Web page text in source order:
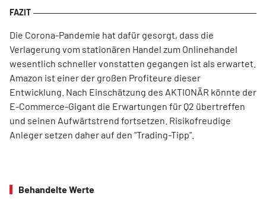
Die Corona-Pandemie hat dafür gesorgt, dass die
Verlagerung vom stationären Handel zum Onlinehandel
wesentlich schneller vonstatten gegangen ist als erwartet.
Amazon ist einer der großen Profiteure dieser
Entwicklung. Nach Einschätzung des AKTIONÄR könnte der
E-Commerce-Gigant die Erwartungen für Q2 übertreffen
und seinen Aufwärtstrend fortsetzen. Risikofreudige
Anleger setzen daher auf den "Trading-Tipp".
Behandelte Werte